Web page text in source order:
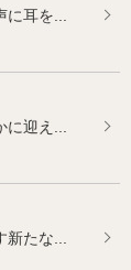
に耳を...
に迎え...
新たな...